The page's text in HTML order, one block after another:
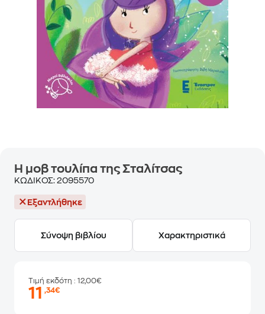
Η μοβ τουλίπα της Σταλίτσας
ΚΩΔΙΚΟΣ: 2095570
Εξαντλήθηκε
Σύνοψη βιβλίου Χαρακτηριστικά
Τιμή εκδότη : 12,00€
11,34€